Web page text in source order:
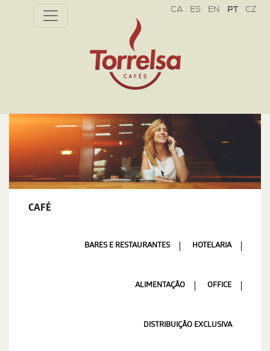
CZ
CAFÉ
BARES E RESTAURANTES HOTELARIA
ALIMENTAÇÃO OFFICE
DISTRIBUIÇÃO EXCLUSIVA